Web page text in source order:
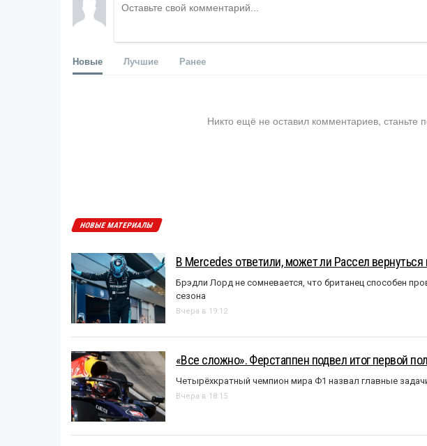
Новые Лучшие Ранее
Никто ещё не оставил комментариев, станьте
НОВЫЕ МАТЕРИАЛЫ
В Mercedes ответили, может ли Рассел вернуться
Брэдли Лорд не сомневается, что британец способен
сезона
Вчера в 19:12
«Все сложно». Ферстаппен подвел итог первой
Четырёхкратный чемпион мира Ф1 назвал главные
Вчера в 18:15